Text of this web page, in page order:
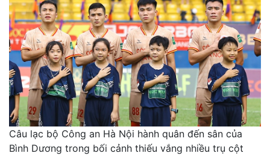
Câu lạc bộ Công an Hà Nội hành quân đến sân của
Bình Dương trong bối cảnh thiếu vắng nhiều trụ cột